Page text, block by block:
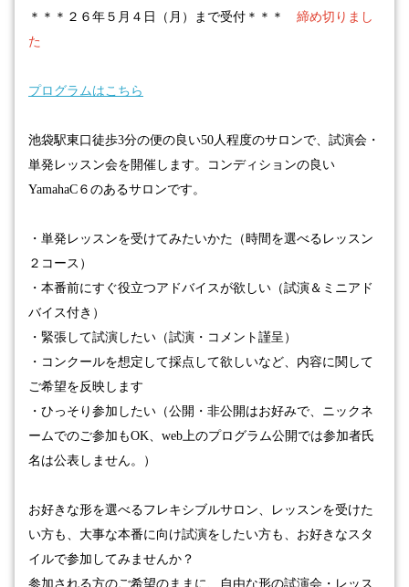
＊＊＊ ２６ 年５ 月４ 日（月）まで受付＊＊＊ 締め切りまし
た
プログラムはこちら
池袋駅東口徒歩3分の便の良い50 人程度のサロンで、試演会・
単発レッスン会を開催します。コンディションの良い
YamahaC ６のあるサロンです。
・単発レッスンを受けてみたいかた（時間を選べるレッスン
２コース）
・本番前にすぐ役立つアドバイスが欲しい（試演＆ミニアド
バイス付き）
・緊張して試演したい（試演・コメント謹呈）
・コンクールを想定して採点して欲しいなど、内容に関して
ご希望を反映します
・ひっそり参加したい（公開・非公開はお好みで、ニックネ
ームでのご参加もOK、web上のプログラム公開では参加者氏
名は公表しません。
）
お好きな形を選べるフレキシブルサロン、レッスンを受けた
い方も、大事な本番に向け試演をしたい方も、お好きなスタ
イルで参加してみませんか？
参加される方のご希望のままに、自由な形の試演会・レッス